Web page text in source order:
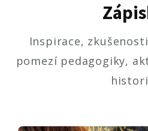
Inspirace,
pomezí pedagogiky,